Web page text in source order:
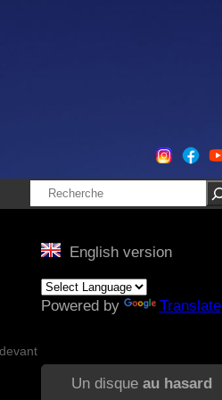
Rechercher
English version
Powered by Translate
Un disque au hasard